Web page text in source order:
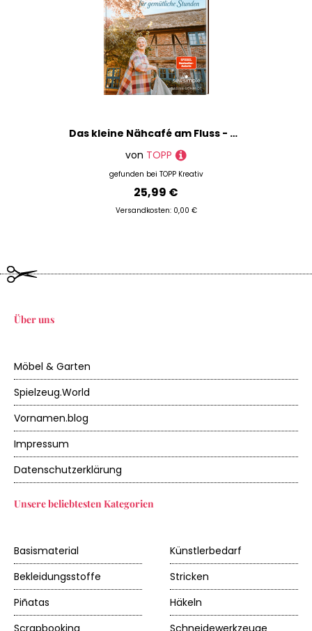
Das kleine Nähcafé am Fluss - Nähideen für gemütliche Stunden
von TOPP
gefunden bei TOPP Kreativ
25,99 €
Versandkosten: 0,00 €
Über uns
Möbel & Garten
Spielzeug.World
Vornamen.blog
Impressum
Datenschutzerklärung
Unsere beliebtesten Kategorien
Basismaterial
Künstlerbedarf
Bekleidungsstoffe
Stricken
Piñatas
Häkeln
Scrapbooking
Schneidewerkzeuge